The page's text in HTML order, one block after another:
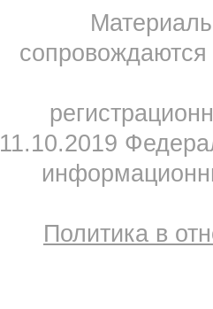
11.10.2019
Политика в